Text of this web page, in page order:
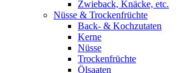
Zwieback, Knäcke, etc.
Nüsse & Trockenfrüchte
Back- & Kochzutaten
Kerne
Nüsse
Trockenfrüchte
Ölsaaten